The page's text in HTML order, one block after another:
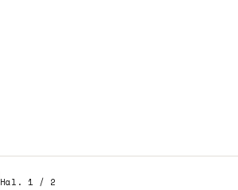
Hal. 1 / 2